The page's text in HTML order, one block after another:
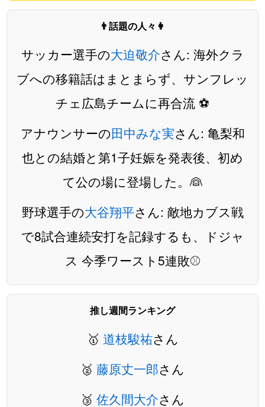
👨話題の人々👩
サッカー選手の大迫敬介さん: 海外クラ
ブへの移籍話はまとまらず、サンフレッ
チェ広島チームに再合流 ⚽️
アナウンサーの田中みな実さん: 亀梨和
也との結婚と第1子妊娠を発表後、初め
て公の場に登場した。👰
野球選手の大谷翔平さん: 敵地カブス戦
で8試合連続安打を記録するも、ドジャ
ス 今季ワースト5連敗⚾️
推し週間ランキング
🥇 道枝駿祐さん
🥈 藤原丈一郎さん
🥉 佐久間大介さん